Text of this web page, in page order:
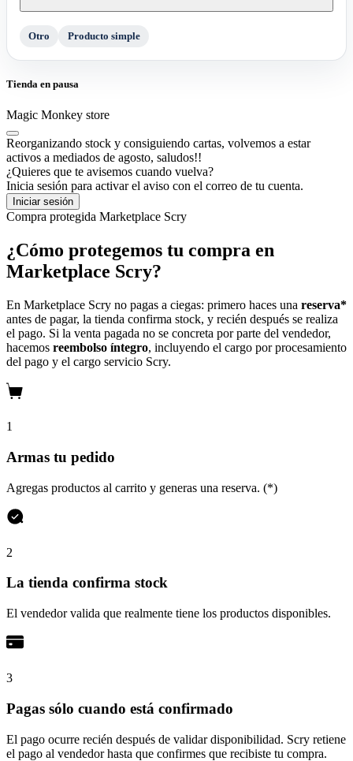
Otro Producto simple
Tienda en pausa
Magic Monkey store
Reorganizando stock y consiguiendo cartas, volvemos a estar
activos a mediados de agosto, saludos!!
¿Quieres que te avisemos cuando vuelva?
Inicia sesión para activar el aviso con el correo de tu cuenta.
Iniciar sesión
Compra protegida Marketplace Scry
¿Cómo protegemos tu compra en
Marketplace Scry?
En Marketplace Scry no pagas a ciegas: primero haces una reserva*
antes de pagar, la tienda confirma stock, y recién después se realiza
el pago. Si la venta pagada no se concreta por parte del vendedor,
hacemos reembolso íntegro, incluyendo el cargo por procesamiento
del pago y el cargo servicio Scry.
1
Armas tu pedido
Agregas productos al carrito y generas una reserva. (*)
2
La tienda confirma stock
El vendedor valida que realmente tiene los productos disponibles.
3
Pagas sólo cuando está confirmado
El pago ocurre recién después de validar disponibilidad. Scry retiene
el pago al vendedor hasta que confirmes que recibiste tu compra.